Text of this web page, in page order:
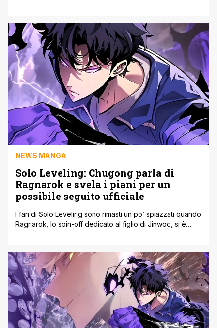
obbligatorio in Corea del Sud, rendendo impossibile
proseguire regolarmente con la serializzazione. Per chi
segue il panorama manhwa, si tratta [']
NEWS MANGA
Solo Leveling: Chugong parla di
Ragnarok e svela i piani per un
possibile seguito ufficiale
I fan di Solo Leveling sono rimasti un po’ spiazzati quando
Ragnarok, lo spin-off dedicato al figlio di Jinwoo, si è
risposta direttamente dall’autore originale, Chugong. In
una recente intervista con la piattaforma russa LitRes, lo
[']